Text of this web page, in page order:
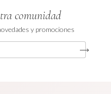
comunidad
y promociones